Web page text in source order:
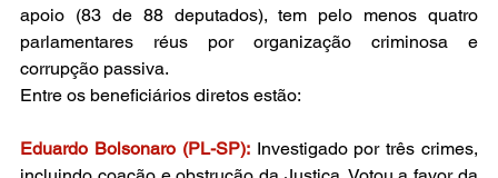
apoio (83 de 88 deputados), tem pelo menos quatro
parlamentares réus por organização criminosa e
corrupção passiva.
Entre os beneficiários diretos estão:
Eduardo Bolsonaro (PL-SP): Investigado por três crimes,